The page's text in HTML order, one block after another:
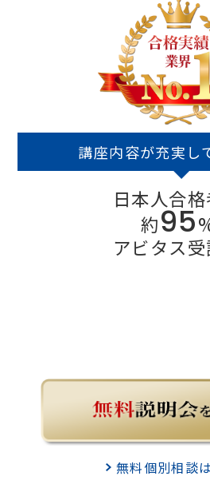
講座内容が充実し
日本人合格
約95
アビタス受
無料個別相談